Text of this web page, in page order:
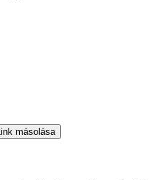
Link másolása